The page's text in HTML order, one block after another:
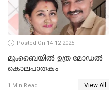
Posted On 14-12-2025
മുംബൈയില്‍ ഉത്ര മോഡല്‍
കൊലപാതകം
1 Min Read View All